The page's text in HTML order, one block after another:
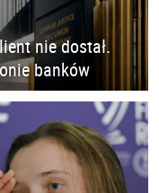
nie dostał.
banków